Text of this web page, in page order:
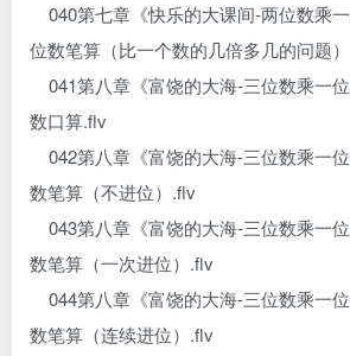
040第七章《快乐的大课间-两位数乘
位数笔算（比一个数的几倍多几的问题
041第八章《富饶的大海-三位数乘一
数口算.flv
042第八章《富饶的大海-三位数乘一
数笔算（不进位）.flv
043第八章《富饶的大海-三位数乘一
数笔算（一次进位）.flv
044第八章《富饶的大海-三位数乘一
数笔算（连续进位）.flv